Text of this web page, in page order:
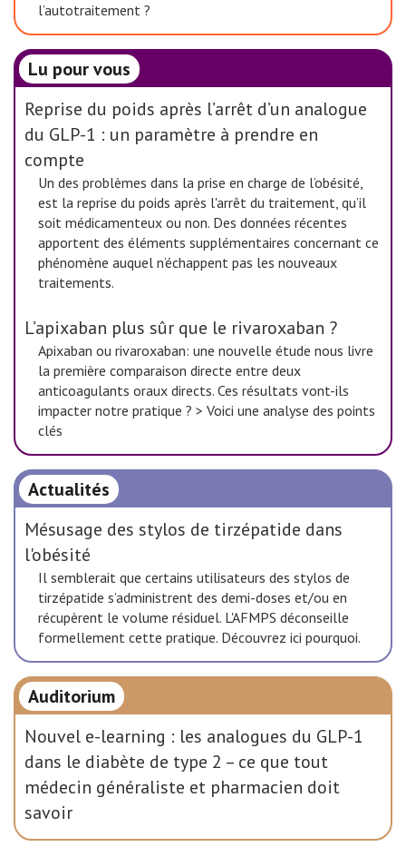
l’autotraitement ?
Lu pour vous
Reprise du poids après l’arrêt d’un analogue
du GLP-1 : un paramètre à prendre en
compte
Un des problèmes dans la prise en charge de l’obésité,
est la reprise du poids après l'arrêt du traitement, qu’il
soit médicamenteux ou non. Des données récentes
apportent des éléments supplémentaires concernant ce
phénomène auquel n’échappent pas les nouveaux
traitements.
L’apixaban plus sûr que le rivaroxaban ?
Apixaban ou rivaroxaban: une nouvelle étude nous livre
la première comparaison directe entre deux
anticoagulants oraux directs. Ces résultats vont-ils
impacter notre pratique ? > Voici une analyse des points
clés
Actualités
Mésusage des stylos de tirzépatide dans
l'obésité
Il semblerait que certains utilisateurs des stylos de
tirzépatide s’administrent des demi-doses et/ou en
récupèrent le volume résiduel. L'AFMPS déconseille
formellement cette pratique. Découvrez ici pourquoi.
Auditorium
Nouvel e-learning : les analogues du GLP-1
dans le diabète de type 2 – ce que tout
médecin généraliste et pharmacien doit
savoir